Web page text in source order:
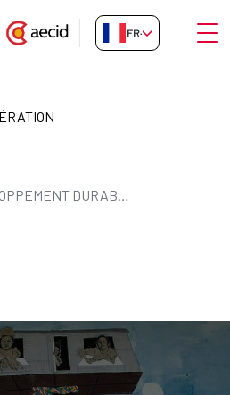
FR-FR
CULTURE ET DÉVELOPPEMENT DURABLE